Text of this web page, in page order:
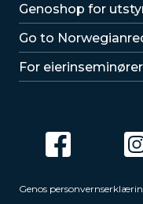
Genoshop for
Go to
For eierinseminører
Genos